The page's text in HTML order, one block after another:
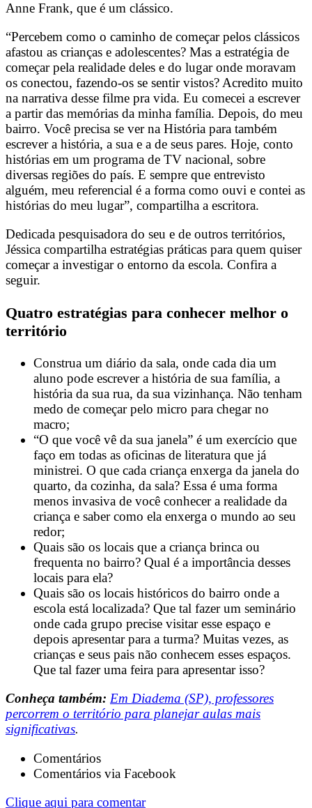
Anne Frank, que é um clássico.
“Percebem como o caminho de começar pelos clássicos
afastou as crianças e adolescentes? Mas a estratégia de
começar pela realidade deles e do lugar onde moravam
os conectou, fazendo-os se sentir vistos? Acredito muito
na narrativa desse filme pra vida. Eu comecei a escrever
a partir das memórias da minha família. Depois, do meu
bairro. Você precisa se ver na História para também
escrever a história, a sua e a de seus pares. Hoje, conto
histórias em um programa de TV nacional, sobre
diversas regiões do país. E sempre que entrevisto
alguém, meu referencial é a forma como ouvi e contei as
histórias do meu lugar”, compartilha a escritora.
Dedicada pesquisadora do seu e de outros territórios,
Jéssica compartilha estratégias práticas para quem quiser
começar a investigar o entorno da escola. Confira a
seguir.
Quatro estratégias para conhecer melhor o
território
Construa um diário da sala, onde cada dia um
aluno pode escrever a história de sua família, a
história da sua rua, da sua vizinhança. Não tenham
medo de começar pelo micro para chegar no
macro;
“O que você vê da sua janela” é um exercício que
faço em todas as oficinas de literatura que já
ministrei. O que cada criança enxerga da janela do
quarto, da cozinha, da sala? Essa é uma forma
menos invasiva de você conhecer a realidade da
criança e saber como ela enxerga o mundo ao seu
redor;
Quais são os locais que a criança brinca ou
frequenta no bairro? Qual é a importância desses
locais para ela?
Quais são os locais históricos do bairro onde a
escola está localizada? Que tal fazer um seminário
onde cada grupo precise visitar esse espaço e
depois apresentar para a turma? Muitas vezes, as
crianças e seus pais não conhecem esses espaços.
Que tal fazer uma feira para apresentar isso?
Conheça também: Em Diadema (SP), professores
percorrem o território para planejar aulas mais
significativas.
Comentários
Comentários via Facebook
Clique aqui para comentar